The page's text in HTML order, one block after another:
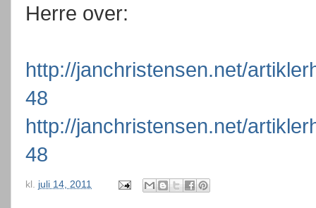
Herre over:
http://janchristensen.net/
48
http://janchristensen.net/
48
kl. juli 14, 2011